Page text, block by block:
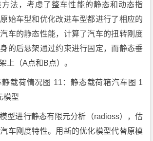
法，考虑了整车性能的静态和动态指
始车型和优化改进车型都进行了相应的
车的静态性能，计算了汽车的扭转刚度
的后悬架通过约束进行固定，而静态垂
上（A点和B点）。
静载荷情况图 11：静态载荷箱汽车图 1
模型
型进行静态有限元分析（radioss），估
车刚度特性。用新的优化模型代替原模